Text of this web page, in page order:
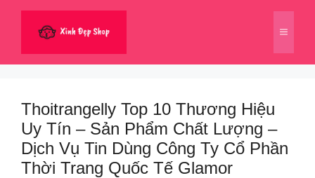
dung
Menu
Thoitrangelly Top 10 Thương Hiệu
Uy Tín – Sản Phẩm Chất Lượng –
Dịch Vụ Tin Dùng Công Ty Cổ Phần
Thời Trang Quốc Tế Glamor